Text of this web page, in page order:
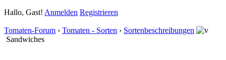
Hallo, Gast! Anmelden Registrieren
Tomaten-Forum › Tomaten - Sorten › Sortenbeschreibungen
Sandwiches